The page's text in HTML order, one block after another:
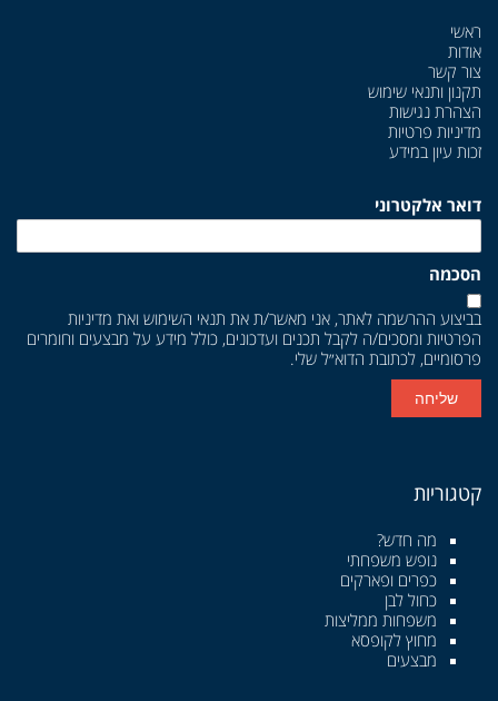
ראשי
אודות
צור קשר
תקנון ותנאי שימוש
הצהרת נגישות
מדיניות פרטיות
זכות עיון במידע
דואר אלקטרוני
הסכמה
בביצוע ההרשמה לאתר, אני מאשר/ת את תנאי השימוש ואת מדיניות
הפרטיות ומסכים/ה לקבל תכנים ועדכונים, כולל מידע על מבצעים וחומרים
פרסומיים, לכתובת הדוא״ל שלי.
שליחה
קטגוריות
מה חדש?
נופש משפחתי
כפרים ופארקים
כחול לבן
משפחות ממליצות
מחוץ לקופסא
מבצעים